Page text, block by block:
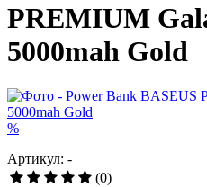
PREMIUM
5000mah Gold
%
Артикул: -
(0)